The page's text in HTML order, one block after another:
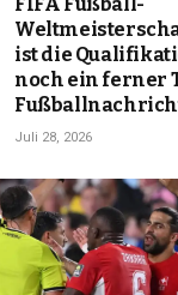
ist die
noch ein ferner
Juli 28, 2026